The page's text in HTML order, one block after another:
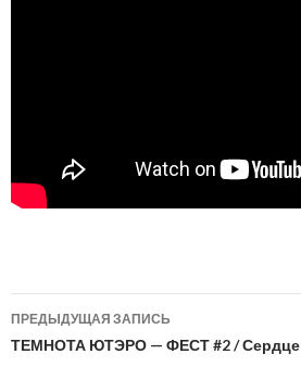
Навигация
по
ПРЕДЫДУЩАЯ ЗАПИСЬ
ТЕМНОТА ЮТЭРО — ФЕСТ #2 / Сердце